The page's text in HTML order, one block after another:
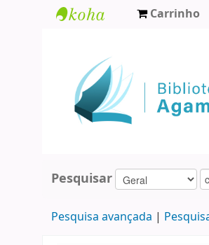
Agamenon
Magalhães
Carrinho
Pesquisar
Pesquisa avançada